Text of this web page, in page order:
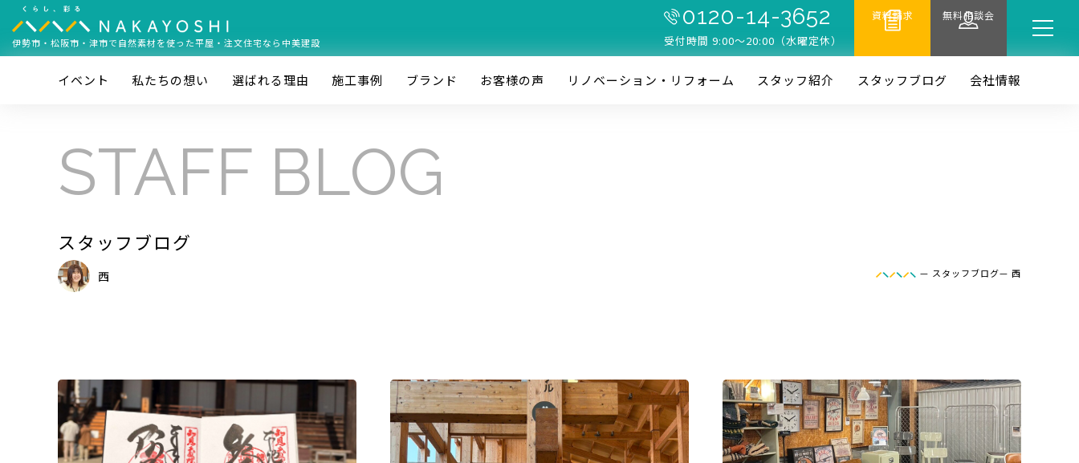
伊勢市・松阪市・津市で自然素材を使った平屋・注文住宅なら中美建設
0120-14-3652
受付時間 9:00〜20:00（水曜定休）
資料請求 無料相談会
イベント 私たちの想い 選ばれる理由 施⼯事例 ブランド お客様の声 リノベーション・リフォーム スタッフ紹介 スタッフブログ 会社情報
STAFF BLOG
スタッフブログ
西 — スタッフブログ— 西